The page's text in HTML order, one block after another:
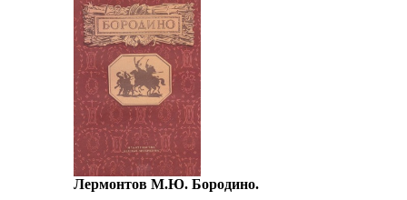
Лермонтов М.Ю. Бородино.